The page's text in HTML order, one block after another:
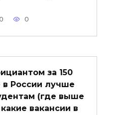
0 0
за 150
в России лучше
(где выше
вакансии в